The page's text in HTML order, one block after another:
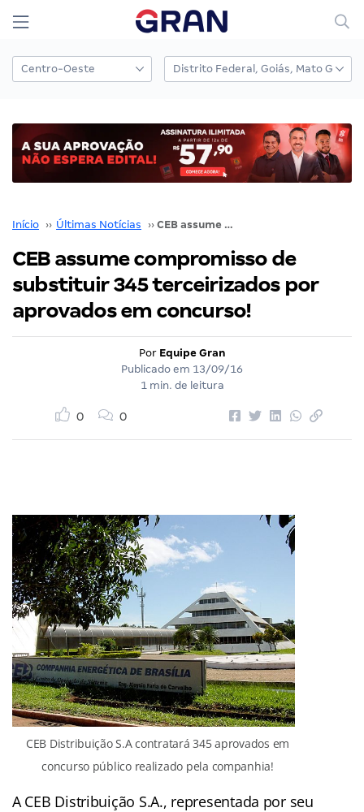
Início ›› Últimas Notícias ›› CEB assume compromisso de substituir 345 terceirizados por aprovados em concurso!
CEB assume compromisso de
substituir 345 terceirizados por
aprovados em concurso!
Por Equipe Gran
Publicado em 13/09/16
1 min. de leitura
0 0
CEB Distribuição S.A contratará 345 aprovados em
concurso público realizado pela companhia!
A CEB Distribuição S.A., representada por seu